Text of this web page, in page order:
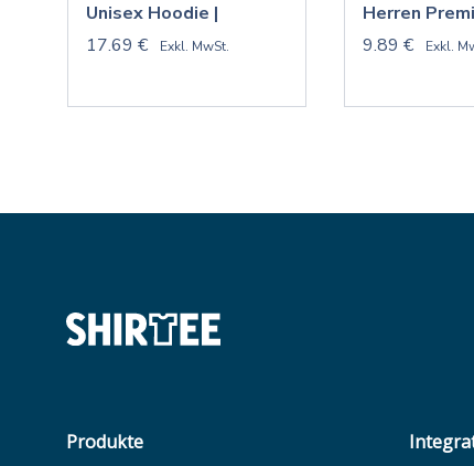
Unisex Hoodie |
17.69 €
Exkl. MwSt.
Herren
9.89 €
Exkl.
Produkte